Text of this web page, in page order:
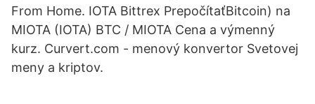
From Home. IOTA Bittrex PrepočítaťBitcoin) na
MIOTA (IOTA) BTC / MIOTA Cena a výmenný
kurz. Curvert.com - menový konvertor Svetovej
meny a kriptov.